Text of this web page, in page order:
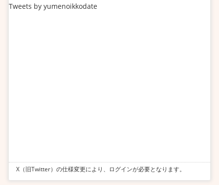
Tweets by yumenoikkodate
X（旧Twitter）の仕様変更により、ログインが必要となります。